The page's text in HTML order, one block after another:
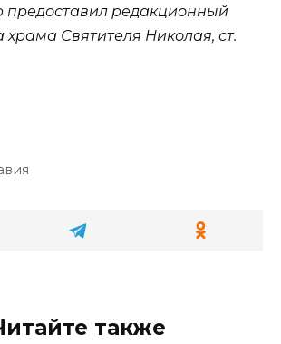
редакционный
храма Святителя Николая, ст.
также